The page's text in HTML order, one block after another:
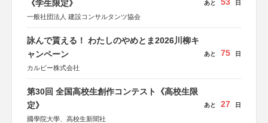
《学生限定》
一般社団法人 建設コンサルタンツ協会
あと 日
詠んで貰える！ わたしのやめとま2026川柳キ
ャンペーン
カルビー株式会社
あと 75 日
第30回 全国高校生創作コンテスト《高校生限
定》
國學院大學、高校生新聞社
あと 27 日